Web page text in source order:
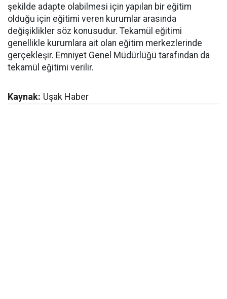
şekilde adapte olabilmesi için yapılan bir eğitim
olduğu için eğitimi veren kurumlar arasında
değişiklikler söz konusudur. Tekamül eğitimi
genellikle kurumlara ait olan eğitim merkezlerinde
gerçekleşir. Emniyet Genel Müdürlüğü tarafından da
tekamül eğitimi verilir.
Kaynak: Uşak Haber